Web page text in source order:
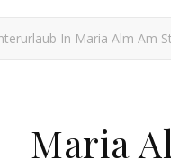
In Maria Alm Am
Maria